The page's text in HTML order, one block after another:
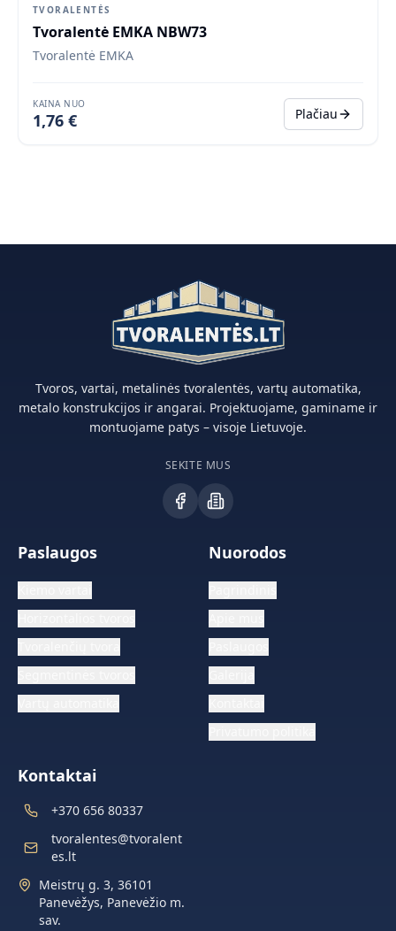
Populiaru
TVORALENTĖS
Tvoralentė EMKA NBW73
Tvoralentė EMKA
KAINA NUO
1,76 € Plačiau
Tvoros, vartai, metalinės tvoralentės, vartų automatika,
metalo konstrukcijos ir angarai. Projektuojame, gaminame ir
montuojame patys – visoje Lietuvoje.
SEKITE MUS
Paslaugos Nuorodos
Kontaktai
+370 656 80337
tvoralentes@tvoralent
es.lt
Meistrų g. 3, 36101
Panevėžys, Panevėžio m.
sav.